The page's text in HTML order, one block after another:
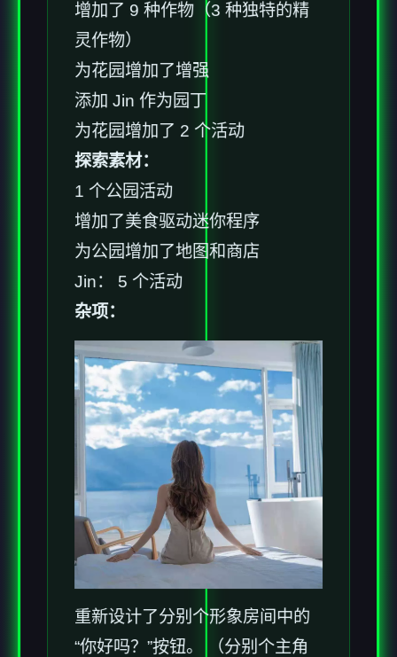
增加了 9 种作物（3 种独特的精
灵作物）
为花园增加了增强
添加 Jin 作为园丁
为花园增加了 2 个活动
探索素材：
1 个公园活动
增加了美食驱动迷你程序
为公园增加了地图和商店
Jin： 5 个活动
杂项：
重新设计了分别个形象房间中的
“你好吗？”按钮。 （分别个主角